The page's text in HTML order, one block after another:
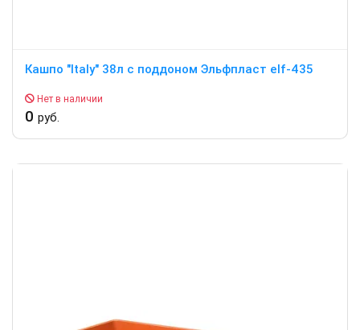
Кашпо "Italy" 38л c поддоном Эльфпласт elf-435
Нет в наличии
0 руб.